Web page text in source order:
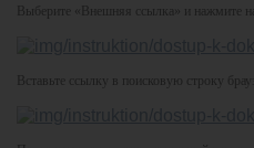
Выберите «Внешняя ссылка» и нажмите
Вставьте ссылку в поисковую строку